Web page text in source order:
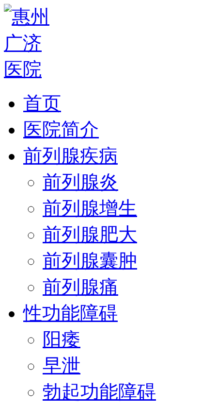
首页
医院简介
前列腺疾病
前列腺炎
前列腺增生
前列腺肥大
前列腺囊肿
前列腺痛
性功能障碍
阳痿
早泄
勃起功能障碍